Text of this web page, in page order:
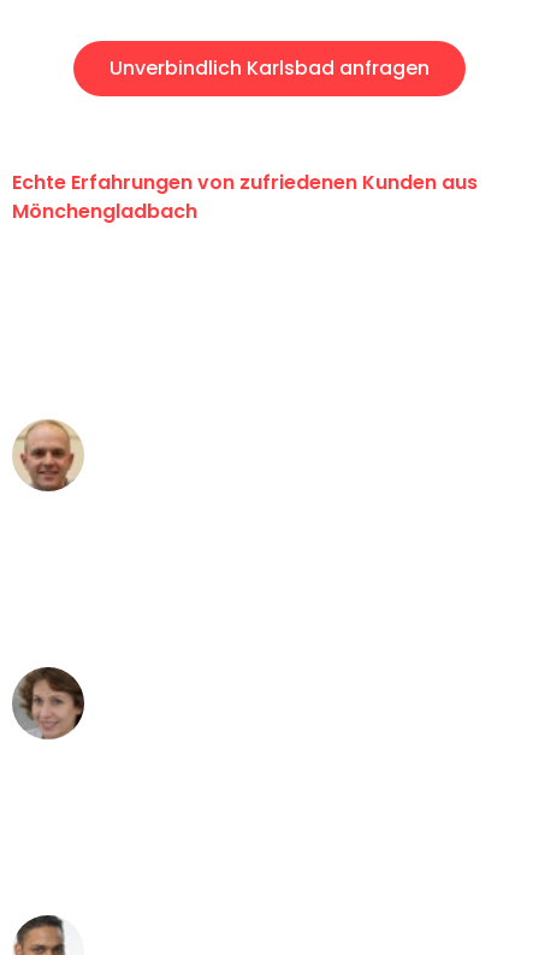
Unverbindlich Karlsbad anfragen
Echte Erfahrungen von zufriedenen Kunden aus
Mönchengladbach